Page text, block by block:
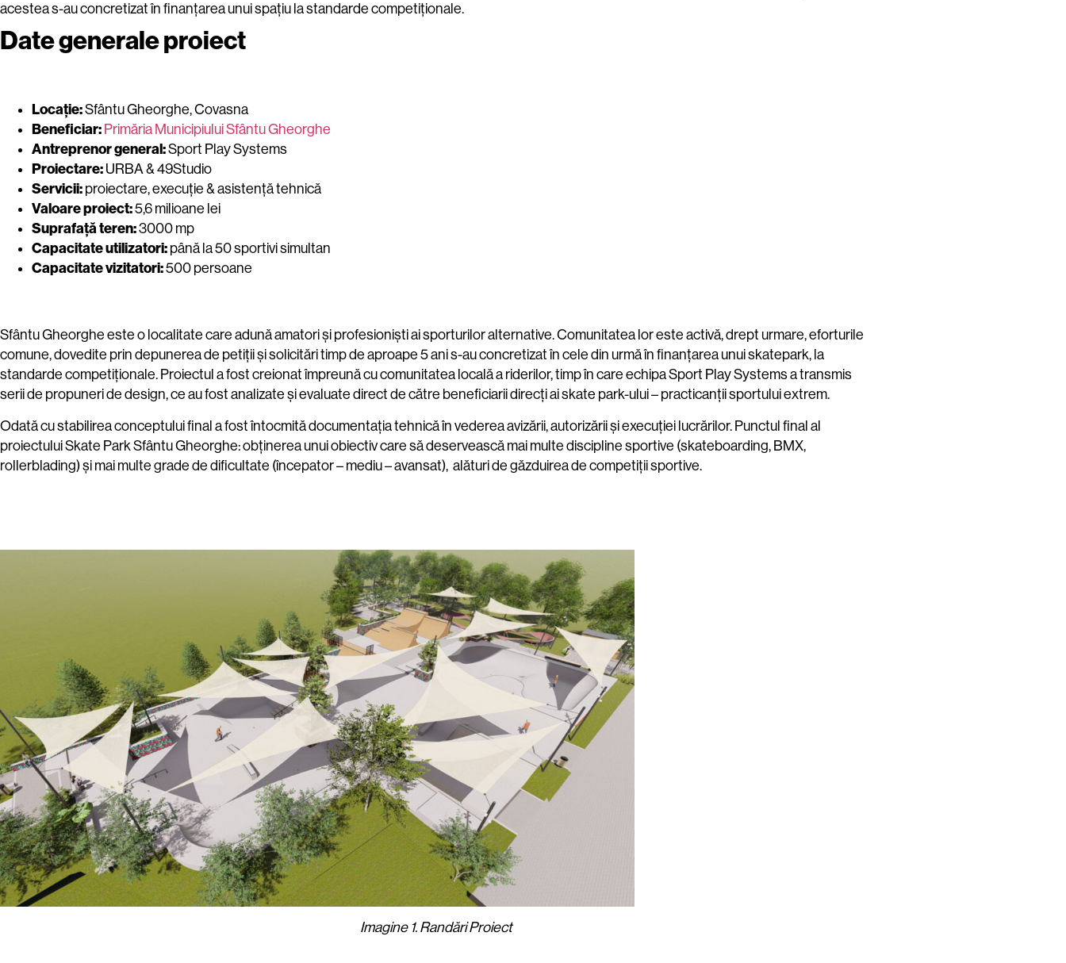
acestea s-au concretizat în finanțarea unui spațiu la standarde competiționale.
Date generale proiect
Locație:Sfântu Gheorghe, Covasna
Beneficiar: Primăria Municipiului Sfântu Gheorghe
Antreprenor general:Sport Play Systems
Proiectare: URBA & 49Studio
Servicii: proiectare, execuție & asistență tehnică
Valoare proiect:5,6 milioane lei
Suprafață teren:3000 mp
Capacitate utilizatori: până la 50 sportivi simultan
Capacitate vizitatori:500 persoane
Sfântu Gheorghe este o localitate care adună amatori și profesioniști ai sporturilor alternative. Comunitatea lor este activă, drept urmare, eforturile
comune, dovedite prin depunerea de petiții și solicitări timp de aproape 5 ani s-au concretizat în cele din urmă în finanțarea unui skatepark, la
standarde competiționale. Proiectul a fost creionat împreună cu comunitatea locală a riderilor, timp în care echipa Sport Play Systems a transmis
serii de propuneri de design, ce au fost analizate și evaluate direct de către beneficiarii direcți ai skate park-ului – practicanții sportului extrem.
Odată cu stabilirea conceptului final a fost întocmită documentația tehnică în vederea avizării, autorizării și execuției lucrărilor. Punctul final al
proiectului Skate Park Sfântu Gheorghe: obținerea unui obiectiv care să deservească mai multe discipline sportive (skateboarding, BMX,
rollerblading) și mai multe grade de dificultate (începator – mediu – avansat), alături de găzduirea de competiții sportive.
Imagine 1. Randări Proiect